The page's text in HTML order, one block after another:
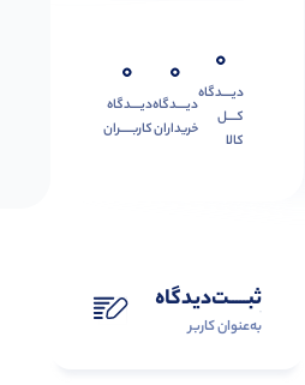
0
دیــــدگاه
کــــل
کالا
0
دیــــدگاه
خریداران
0
دیــــدگاه
کاربـــــران
ثبـــــت‌دیدگاه
به‌عنوان کاربر